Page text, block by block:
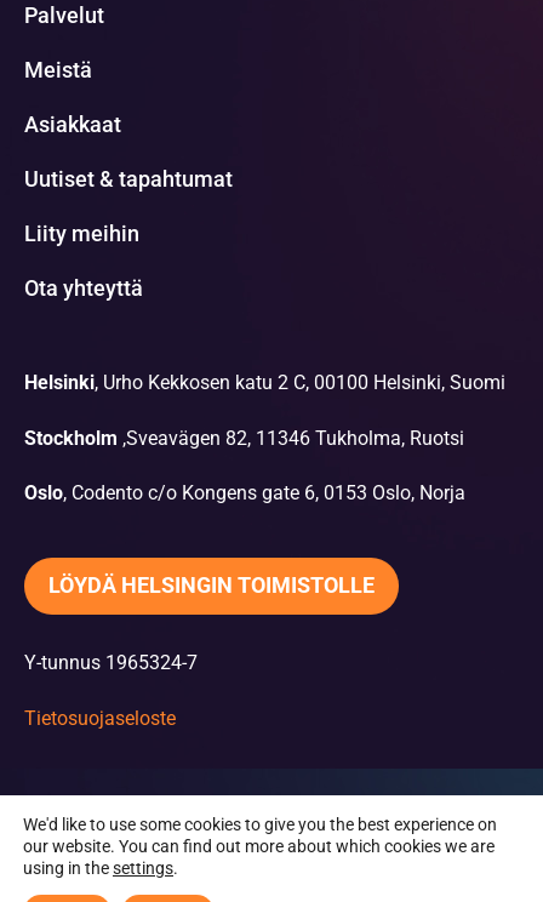
Palvelut
Meistä
Asiakkaat
Uutiset & tapahtumat
Liity meihin
Ota yhteyttä
Helsinki, Urho Kekkosen katu 2 C, 00100 Helsinki, Suomi
Stockholm ,Sveavägen 82, 11346 Tukholma, Ruotsi
Oslo, Codento c/o Kongens gate 6, 0153 Oslo, Norja
LÖYDÄ HELSINGIN TOIMISTOLLE
Y-tunnus 1965324-7
Tietosuojaseloste
We'd like to use some cookies to give you the best experience on
our website. You can find out more about which cookies we are
using in thesettings.